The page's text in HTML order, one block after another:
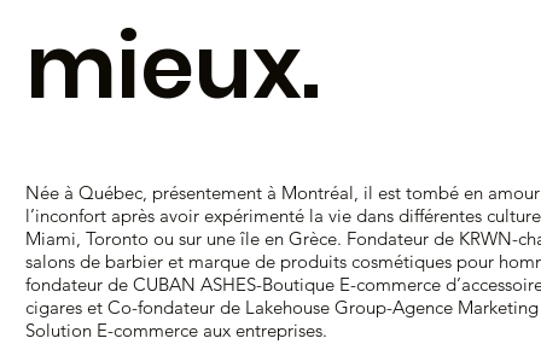
mieux.
Née à Québec, présentement à Montréal, il est tombé en
l’inconfort après avoir expérimenté la vie dans différentes
Miami, Toronto ou sur une île en Grèce. Fondateur de KRWN-
salons de barbier et marque de produits cosmétiques pour
fondateur de CUBAN ASHES-Boutique E-commerce
cigares et Co-fondateur de Lakehouse Group-Agence
Solution E-commerce aux entreprises.